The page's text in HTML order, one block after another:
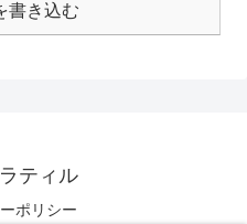
書き込む
ティル
ポリシー